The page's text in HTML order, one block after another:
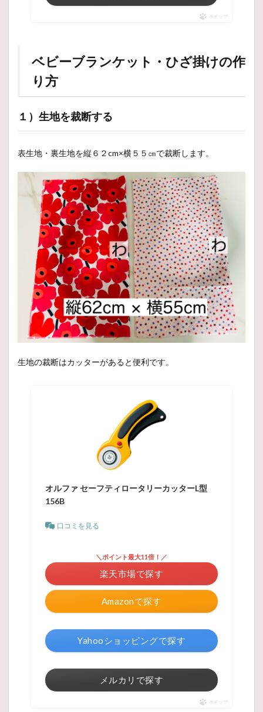
ポチップ
ベビーブランケット・ひざ掛けの作
り方
１）生地を裁断する
表生地・裏生地を縦６２cm×横５５㎝で裁断します。
生地の裁断はカッターがあると便利です。
オルファ セーフティロータリーカッターL型
156B
口コミを見る
Amazonで探す
＼ポイント最大11倍！／
楽天市場で探す
Yahooショッピングで探す
メルカリで探す
ポチップ